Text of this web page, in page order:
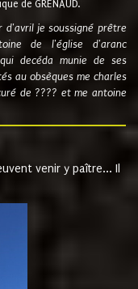
de GRENAUD.
je soussigné prêtre
de l'église d'aranc
decéda munie de ses
au obsèques me charles
de ???? et me antoine
venir y paître... Il